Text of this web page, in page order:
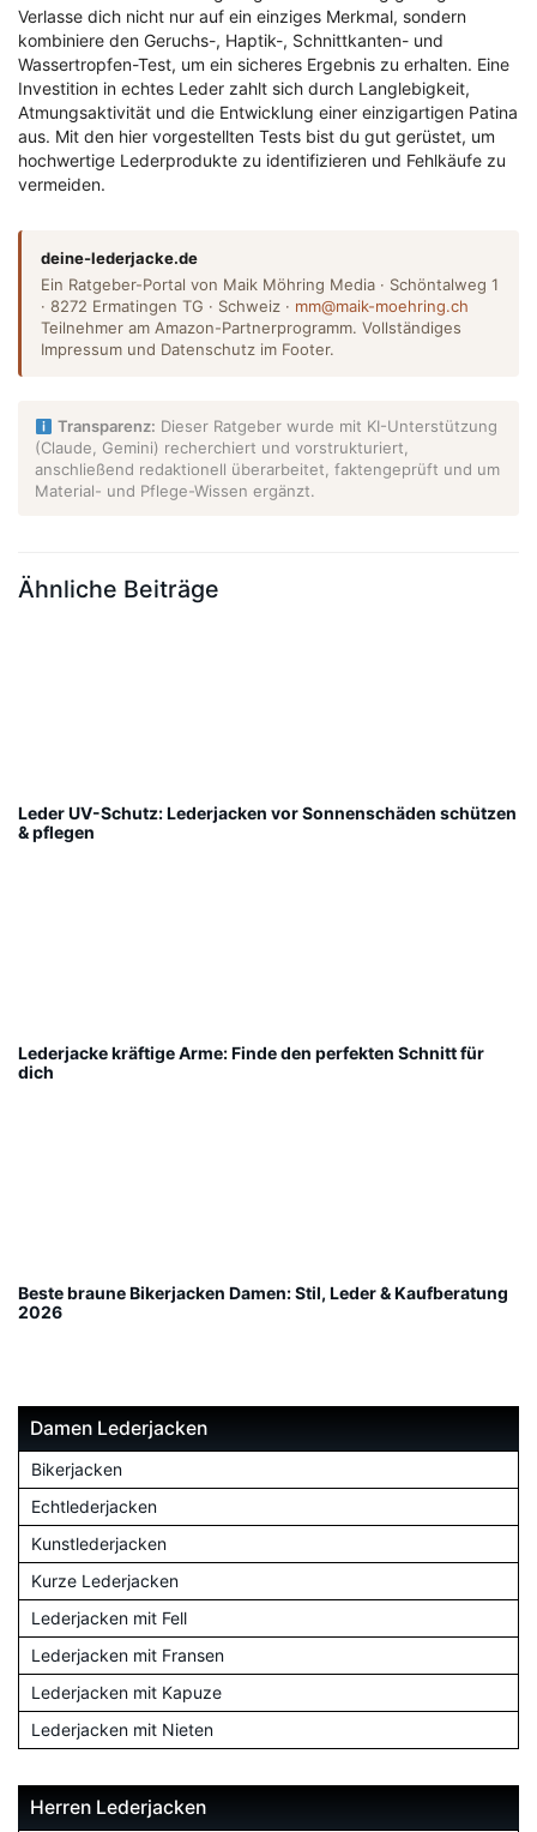
Verlasse dich nicht nur auf ein einziges Merkmal, sondern
kombiniere den Geruchs-, Haptik-, Schnittkanten- und
Wassertropfen-Test, um ein sicheres Ergebnis zu erhalten. Eine
Investition in echtes Leder zahlt sich durch Langlebigkeit,
Atmungsaktivität und die Entwicklung einer einzigartigen Patina
aus. Mit den hier vorgestellten Tests bist du gut gerüstet, um
hochwertige Lederprodukte zu identifizieren und Fehlkäufe zu
vermeiden.
deine-lederjacke.de
Ein Ratgeber-Portal von Maik Möhring Media · Schöntalweg 1
· 8272 Ermatingen TG · Schweiz · mm@maik-moehring.ch
Teilnehmer am Amazon-Partnerprogramm. Vollständiges
Impressum und Datenschutz im Footer.
Transparenz: Dieser Ratgeber wurde mit KI-Unterstützung
(Claude, Gemini) recherchiert und vorstrukturiert,
anschließend redaktionell überarbeitet, faktengeprüft und um
Material- und Pflege-Wissen ergänzt.
Ähnliche Beiträge
Leder UV-Schutz: Lederjacken vor Sonnenschäden schützen
& pflegen
Lederjacke kräftige Arme: Finde den perfekten Schnitt für
dich
Beste braune Bikerjacken Damen: Stil, Leder & Kaufberatung
2026
Damen Lederjacken
Bikerjacken
Echtlederjacken
Kunstlederjacken
Kurze Lederjacken
Lederjacken mit Fell
Lederjacken mit Fransen
Lederjacken mit Kapuze
Lederjacken mit Nieten
Herren Lederjacken